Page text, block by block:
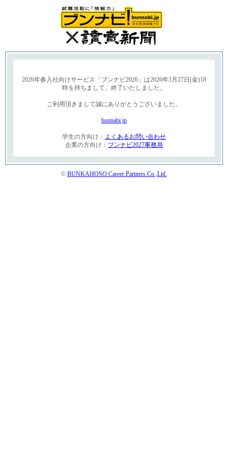
2026年春入社向けサービス「ブンナビ2026」は2026年3月27日(金)18
時を持ちまして、終了いたしました。
ご利用頂きまして誠にありがとうございました。
bunnabi.jp
学生の方向け： よくあるお問い合わせ
企業の方向け： ブンナビ2027事務局
© BUNKAHOSO Career Partners Co.,Ltd.